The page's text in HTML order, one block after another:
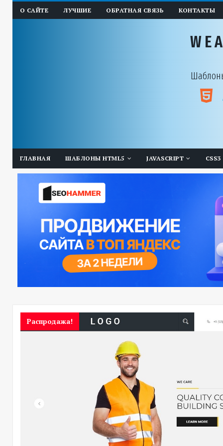
О САЙТЕ ЛУЧШИЕ ОБРАТНАЯ СВЯЗЬ КОНТАКТЫ
ГЛАВНАЯ ШАБЛОНЫ HTML5 JAVASCRIPT CSS3
Распродажа!